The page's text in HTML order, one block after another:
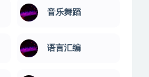
音乐舞蹈
语言汇编